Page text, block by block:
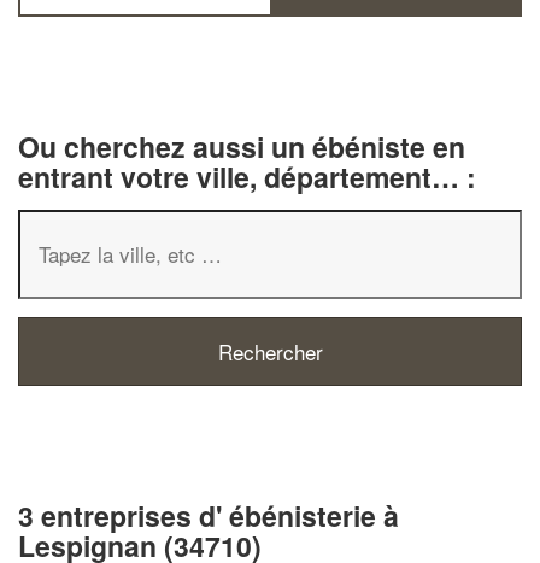
Ou cherchez aussi un ébéniste en
entrant votre ville, département… :
3 entreprises d' ébénisterie à
Lespignan (34710)